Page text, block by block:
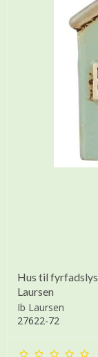
Hus til
Laursen
Ib Laursen
27622-72